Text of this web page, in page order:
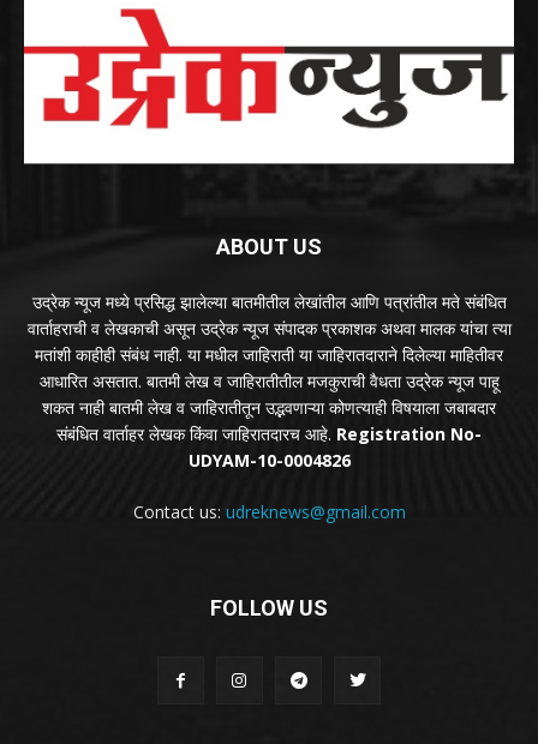
ABOUT US
उद्रेक न्यूज मध्ये प्रसिद्ध झालेल्या बातमीतील लेखांतील आणि पत्रांतील मते संबंधित
वार्ताहराची व लेखकाची असून उद्रेक न्यूज संपादक प्रकाशक अथवा मालक यांचा त्या
मतांशी काहीही संबंध नाही. या मधील जाहिराती या जाहिरातदाराने दिलेल्या माहितीवर
आधारित असतात. बातमी लेख व जाहिरातीतील मजकुराची वैधता उद्रेक न्यूज पाहू
शकत नाही बातमी लेख व जाहिरातीतून उद्भवणाऱ्या कोणत्याही विषयाला जबाबदार
संबंधित वार्ताहर लेखक किंवा जाहिरातदारच आहे. Registration No-
UDYAM-10-0004826
Contact us: udreknews@gmail.com
FOLLOW US